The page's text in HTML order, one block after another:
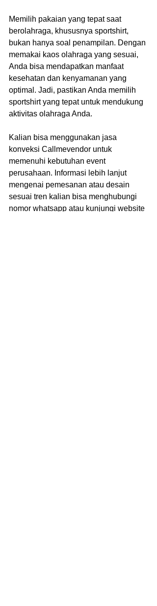
Memilih pakaian yang tepat saat
berolahraga, khususnya sportshirt,
bukan hanya soal penampilan. Dengan
memakai kaos olahraga yang sesuai,
Anda bisa mendapatkan manfaat
kesehatan dan kenyamanan yang
optimal. Jadi, pastikan Anda memilih
sportshirt yang tepat untuk mendukung
aktivitas olahraga Anda.
Kalian bisa menggunakan jasa
konveksi Callmevendor untuk
memenuhi kebutuhan event
perusahaan. Informasi lebih lanjut
mengenai pemesanan atau desain
sesuai tren kalian bisa menghubungi
nomor whatsapp atau kunjungi website